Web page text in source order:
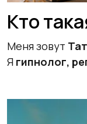
Кто
Меня зовут
Я гипнолог,